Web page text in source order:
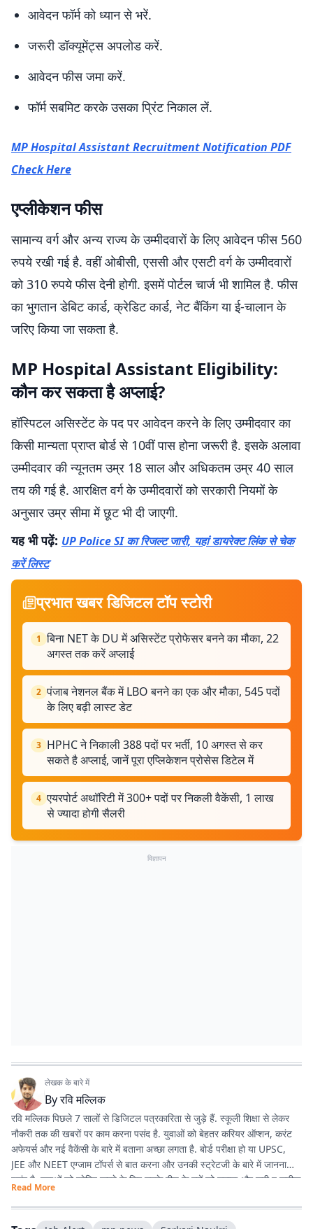
आवेदन फॉर्म को ध्यान से भरें.
जरूरी डॉक्यूमेंट्स अपलोड करें.
आवेदन फीस जमा करें.
फॉर्म सबमिट करके उसका प्रिंट निकाल लें.
MP Hospital Assistant Recruitment Notification PDF
Check Here
एप्लीकेशन फीस
सामान्य वर्ग और अन्य राज्य के उम्मीदवारों के लिए आवेदन फीस 560
रुपये रखी गई है. वहीं ओबीसी, एससी और एसटी वर्ग के उम्मीदवारों
को 310 रुपये फीस देनी होगी. इसमें पोर्टल चार्ज भी शामिल है. फीस
का भुगतान डेबिट कार्ड, क्रेडिट कार्ड, नेट बैंकिंग या ई-चालान के
जरिए किया जा सकता है.
MP Hospital Assistant Eligibility:
कौन कर सकता है अप्लाई?
हॉस्पिटल असिस्टेंट के पद पर आवेदन करने के लिए उम्मीदवार का
किसी मान्यता प्राप्त बोर्ड से 10वीं पास होना जरूरी है. इसके अलावा
उम्मीदवार की न्यूनतम उम्र 18 साल और अधिकतम उम्र 40 साल
तय की गई है. आरक्षित वर्ग के उम्मीदवारों को सरकारी नियमों के
अनुसार उम्र सीमा में छूट भी दी जाएगी.
यह भी पढ़ें: UP Police SI का रिजल्ट जारी, यहां डायरेक्ट लिंक से चेक
करें लिस्ट
प्रभात खबर डिजिटल टॉप स्टोरी
1 बिना NET के DU में असिस्टेंट प्रोफेसर बनने का मौका, 22
अगस्त तक करें अप्लाई
2 पंजाब नेशनल बैंक में LBO बनने का एक और मौका, 545 पदों
के लिए बढ़ी लास्ट डेट
3 HPHC ने निकाली 388 पदों पर भर्ती, 10 अगस्त से कर
सकते है अप्लाई, जानें पूरा एप्लिकेशन प्रोसेस डिटेल में
4 एयरपोर्ट अथॉरिटी में 300+ पदों पर निकली वैकेंसी, 1 लाख
से ज्यादा होगी सैलरी
विज्ञापन
लेखक के बारे में
Byरवि मल्लिक
रवि मल्लिक पिछले 7 सालों से डिजिटल पत्रकारिता से जुड़े हैं. स्कूली शिक्षा से लेकर
नौकरी तक की खबरों पर काम करना पसंद है. युवाओं को बेहतर करियर ऑप्शन, करंट
अफेयर्स और नई वैकेंसी के बारे में बताना अच्छा लगता है. बोर्ड परीक्षा हो या UPSC,
JEE और NEET एग्जाम टॉपर्स से बात करना और उनकी स्ट्रेटजी के बारे में जानना
पसंद है. युवाओं को प्रेरित करने के लिए उनके बीच के मुद्दों को उठाना और सही व सटीक
जानकारी देना ही उनकी प्राथमिकता है.
Read More